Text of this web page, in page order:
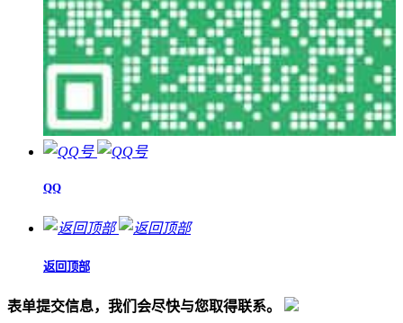
QQ
返回顶部
表单提交信息，我们会尽快与您取得联系。